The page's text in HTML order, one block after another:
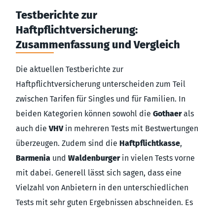
Testberichte zur
Haftpflichtversicherung:
Zusammenfassung und Vergleich
Die aktuellen Testberichte zur
Haftpflichtversicherung unterscheiden zum Teil
zwischen Tarifen für Singles und für Familien. In
beiden Kategorien können sowohl die Gothaerals
auch dieVHVin mehreren Tests mit Bestwertungen
überzeugen. Zudem sind die Haftpflichtkasse,
Barmenia und Waldenburgerin vielen Tests vorne
mit dabei. Generell lässt sich sagen, dass eine
Vielzahl von Anbietern in den unterschiedlichen
Tests mit sehr guten Ergebnissen abschneiden. Es